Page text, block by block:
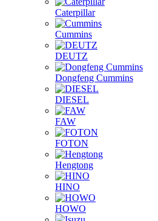
Caterpillar
Cummins
DEUTZ
Dongfeng Cummins
DIESEL
FAW
FOTON
Hengtong
HINO
HOWO